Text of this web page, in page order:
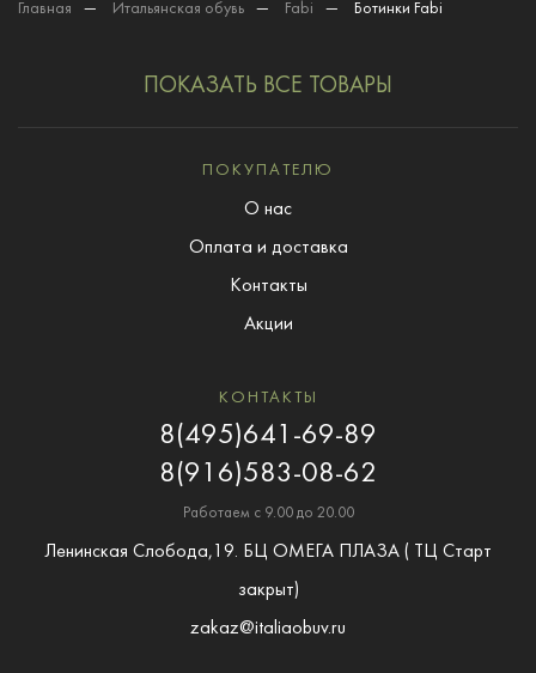
Главная — Итальянская обувь — Fabi — Ботинки Fabi
ПОКАЗАТЬ ВСЕ ТОВАРЫ
ПОКУПАТЕЛЮ
О нас
Оплата и доставка
Контакты
Акции
КОНТАКТЫ
8(495)641-69-89
8(916)583-08-62
Работаем с 9.00 до 20.00
Ленинская Слобода,19. БЦ ОМЕГА ПЛАЗА ( ТЦ Старт
закрыт)
zakaz@italiaobuv.ru